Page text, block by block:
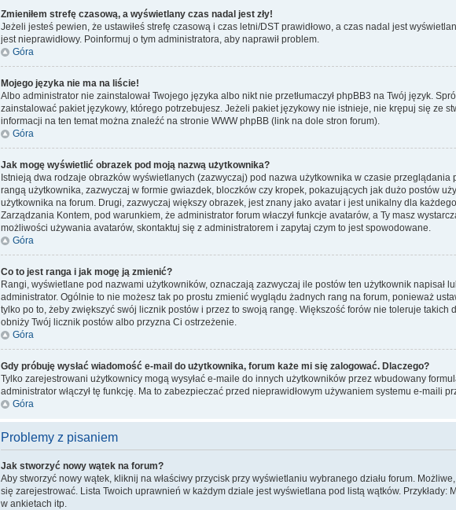
Zmieniłem strefę czasową, a wyświetlany czas nadal jest zły!
Jeżeli jesteś pewien, że ustawiłeś strefę czasową i czas letni/DST prawidłowo, a czas nadal jest
jest nieprawidłowy. Poinformuj o tym administratora, aby naprawił problem.
Góra
Mojego języka nie ma na liście!
Albo administrator nie zainstalował Twojego języka albo nikt nie przetłumaczył phpBB3 na Twój język.
zainstalować pakiet językowy, którego potrzebujesz. Jeżeli pakiet językowy nie istnieje, nie krępuj się ze
informacji na ten temat można znaleźć na stronie WWW phpBB (link na dole stron forum).
Góra
Jak mogę wyświetlić obrazek pod moją nazwą użytkownika?
Istnieją dwa rodzaje obrazków wyświetlanych (zazwyczaj) pod nazwa użytkownika w czasie przeglądania
rangą użytkownika, zazwyczaj w formie gwiazdek, bloczków czy kropek, pokazujących jak dużo postów
użytkownika na forum. Drugi, zazwyczaj większy obrazek, jest znany jako avatar i jest unikalny dla
Zarządzania Kontem, pod warunkiem, że administrator forum właczył funkcje avatarów, a Ty masz
możliwości używania avatarów, skontaktuj się z administratorem i zapytaj czym to jest spowodowane.
Góra
Co to jest ranga i jak mogę ją zmienić?
Rangi, wyświetlane pod nazwami użytkowników, oznaczają zazwyczaj ile postów ten użytkownik napisał
administrator. Ogólnie to nie możesz tak po prostu zmienić wyglądu żadnych rang na forum, ponieważ
tylko po to, żeby zwiększyć swój licznik postów i przez to swoją rangę. Większość forów nie toleruje takich
obniży Twój licznik postów albo przyzna Ci ostrzeżenie.
Góra
Gdy próbuję wysłać wiadomość e-mail do użytkownika, forum każe mi się zalogować. Dlaczego?
Tylko zarejestrowani użytkownicy mogą wysyłać e-maile do innych użytkowników przez wbudowany
administrator włączył tę funkcję. Ma to zabezpieczać przed nieprawidłowym używaniem systemu e-maili
Góra
Problemy z pisaniem
Jak stworzyć nowy wątek na forum?
Aby stworzyć nowy wątek, kliknij na właściwy przycisk przy wyświetlaniu wybranego działu forum.
się zarejestrować. Lista Twoich uprawnień w każdym dziale jest wyświetlana pod listą wątków. Przykłady:
w ankietach itp.